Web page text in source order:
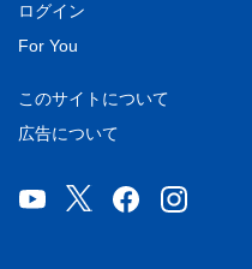
ログイン
For You
このサイトについて
広告について